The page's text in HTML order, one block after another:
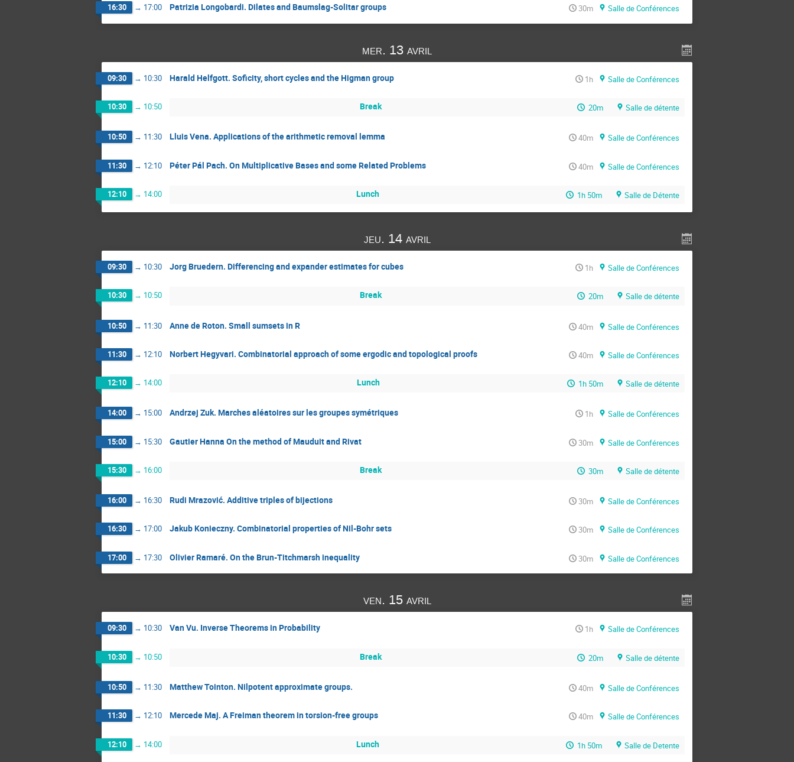
16:30 → 17:00 Patrizia Longobardi. Dilates and Baumslag-Solitar groups 30m Salle de Conférences
mer. 13 avril
09:30 → 10:30 Harald Helfgott. Soficity, short cycles and the Higman group 1h Salle de Conférences
10:30 → 10:50 Break 20m Salle de détente
10:50 → 11:30 Lluis Vena. Applications of the arithmetic removal lemma 40m Salle de Conférences
11:30 → 12:10 Péter Pál Pach. On Multiplicative Bases and some Related Problems 40m Salle de Conférences
12:10 → 14:00 Lunch 1h 50m Salle de Détente
jeu. 14 avril
09:30 → 10:30 Jorg Bruedern. Differencing and expander estimates for cubes 1h Salle de Conférences
10:30 → 10:50 Break 20m Salle de détente
10:50 → 11:30 Anne de Roton. Small sumsets in R 40m Salle de Conférences
11:30 → 12:10 Norbert Hegyvari. Combinatorial approach of some ergodic and topological proofs 40m Salle de Conférences
12:10 → 14:00 Lunch 1h 50m Salle de détente
14:00 → 15:00 Andrzej Zuk. Marches aléatoires sur les groupes symétriques 1h Salle de Conférences
15:00 → 15:30 Gautier Hanna On the method of Mauduit and Rivat 30m Salle de Conférences
15:30 → 16:00 Break 30m Salle de détente
16:00 → 16:30 Rudi Mrazović. Additive triples of bijections 30m Salle de Conférences
16:30 → 17:00 Jakub Konieczny. Combinatorial properties of Nil-Bohr sets 30m Salle de Conférences
17:00 → 17:30 Olivier Ramaré. On the Brun-Titchmarsh inequality 30m Salle de Conférences
ven. 15 avril
09:30 → 10:30 Van Vu. Inverse Theorems in Probability 1h Salle de Conférences
10:30 → 10:50 Break 20m Salle de détente
10:50 → 11:30 Matthew Tointon. Nilpotent approximate groups. 40m Salle de Conférences
11:30 → 12:10 Mercede Maj. A Freiman theorem in torsion-free groups 40m Salle de Conférences
12:10 → 14:00 Lunch 1h 50m Salle de Detente